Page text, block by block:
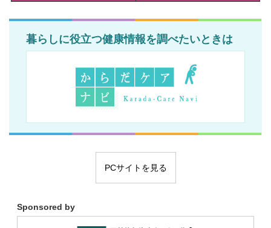
暮らしに役立つ健康情報を調べたいときは
PCサイトを見る
Sponsored by